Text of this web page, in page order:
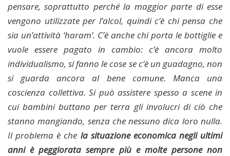
pensare, soprattutto perché la maggior parte di esse
vengono utilizzate per l’alcol, quindi c’è chi pensa che
sia un’attività ‘haram’. C’è anche chi porta le bottiglie e
vuole essere pagato in cambio: c’è ancora molto
individualismo, si fanno le cose se c’è un guadagno, non
si guarda ancora al bene comune. Manca una
coscienza collettiva. Si può assistere spesso a scene in
cui bambini buttano per terra gli involucri di ciò che
stanno mangiando, senza che nessuno dica loro nulla.
Il problema è che la situazione economica negli ultimi
anni è peggiorata sempre più e molte persone non